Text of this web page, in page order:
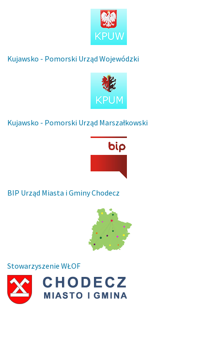
Kujawsko - Pomorski Urząd Wojewódzki
Kujawsko - Pomorski Urząd Marszałkowski
BIP Urząd Miasta i Gminy Chodecz
Stowarzyszenie WŁOF